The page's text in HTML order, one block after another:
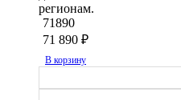
регионам.
71890
71 890 ₽
В корзину